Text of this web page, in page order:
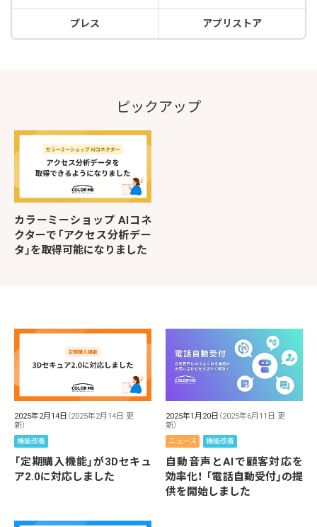
プレス アプリストア
ピックアップ
カラーミーショップ AIコネ
クターで「アクセス分析デー
タ」を取得可能になりました
2025年2月14日 （2025年2月14日 更
新）
機能改善
「定期購入機能」が3Dセキュ
ア2.0に対応しました
2025年1月20日 （2025年6月11日 更
新）
ニュース 機能改善
自動音声とAIで顧客対応を
効率化！ 「電話自動受付」の提
供を開始しました